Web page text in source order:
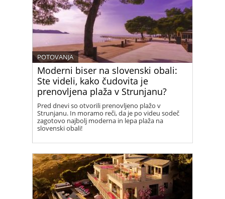
Moderni biser na slovenski obali:
Ste videli, kako čudovita je
prenovljena plaža v Strunjanu?
POTOVANJA
Pred dnevi so otvorili prenovljeno plažo v
Strunjanu. In moramo reči, da je po videu sodeč
zagotovo najbolj moderna in lepa plaža na
slovenski obali!